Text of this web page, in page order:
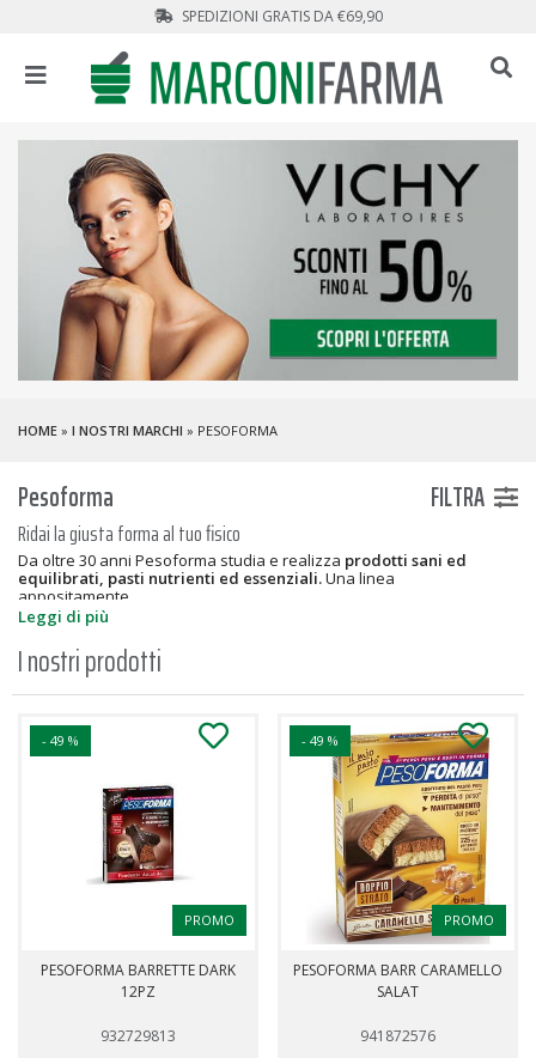
SPEDIZIONI GRATIS DA €69,90
HOME » I NOSTRI MARCHI » PESOFORMA
Pesoforma FILTRA
Ridai la giusta forma al tuo fisico
Da oltre 30 anni Pesoforma studia e realizza prodotti sani ed
equilibrati, pasti nutrienti ed essenziali.Una linea
appositamente...
Leggi di più
I nostri prodotti
- 49 %
PROMO
PESOFORMA BARRETTE DARK
12PZ
932729813
- 49 %
PROMO
PESOFORMA BARR CARAMELLO
SALAT
941872576